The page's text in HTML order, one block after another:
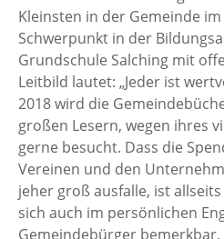
Kleinsten in der Gemeinde
Schwerpunkt in der
Grundschule Salching mit
Leitbild lautet: „Jeder ist
2018 wird die
großen Lesern, wegen ihres
gerne besucht. Dass die
Vereinen und den
jeher groß ausfalle, ist
sich auch im persönlichen
Gemeindebürger bemerkbar.